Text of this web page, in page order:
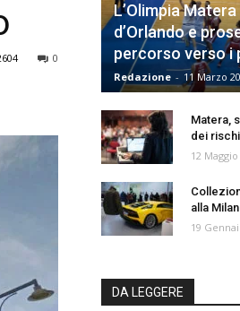
0
L’Olimpia
d’Orlando e
percorso verso i
Redazione - 11 Marzo
Matera,
dei
12
alla
19
DA LEGGERE